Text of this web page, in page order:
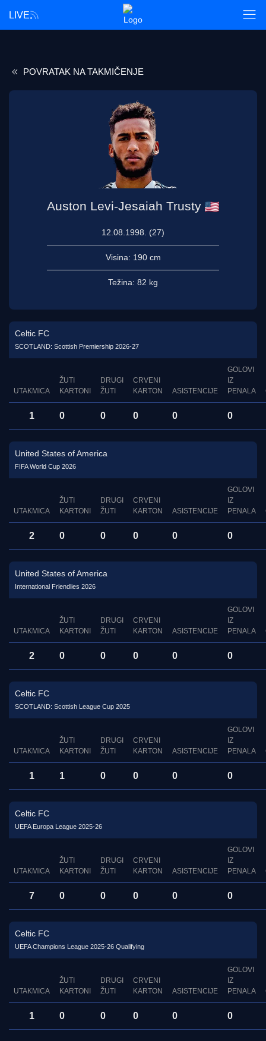
LIVE
POVRATAK NA TAKMIČENJE
Auston Levi-Jesaiah Trusty
12.08.1998. (27)
Visina: 190 cm
Težina: 82 kg
Celtic FC
SCOTLAND: Scottish Premiership 2026-27
UTAKMICA
ŽUTI
KARTONI
DRUGI
ŽUTI
CRVENI
KARTON
ASISTENCIJE
GOLOVI
IZ
PENALA
1 0 0 0 0 0
United States of America
FIFA World Cup 2026
UTAKMICA
ŽUTI
KARTONI
DRUGI
ŽUTI
CRVENI
KARTON
ASISTENCIJE
GOLOVI
IZ
PENALA
2 0 0 0 0 0
United States of America
International Friendlies 2026
UTAKMICA
ŽUTI
KARTONI
DRUGI
ŽUTI
CRVENI
KARTON
ASISTENCIJE
GOLOVI
IZ
PENALA
2 0 0 0 0 0
Celtic FC
SCOTLAND: Scottish League Cup 2025
UTAKMICA
ŽUTI
KARTONI
DRUGI
ŽUTI
CRVENI
KARTON
ASISTENCIJE
GOLOVI
IZ
PENALA
1 1 0 0 0 0
Celtic FC
UEFA Europa League 2025-26
UTAKMICA
ŽUTI
KARTONI
DRUGI
ŽUTI
CRVENI
KARTON
ASISTENCIJE
GOLOVI
IZ
PENALA
7 0 0 0 0 0
Celtic FC
UEFA Champions League 2025-26 Qualifying
UTAKMICA
ŽUTI
KARTONI
DRUGI
ŽUTI
CRVENI
KARTON
ASISTENCIJE
GOLOVI
IZ
PENALA
1 0 0 0 0 0